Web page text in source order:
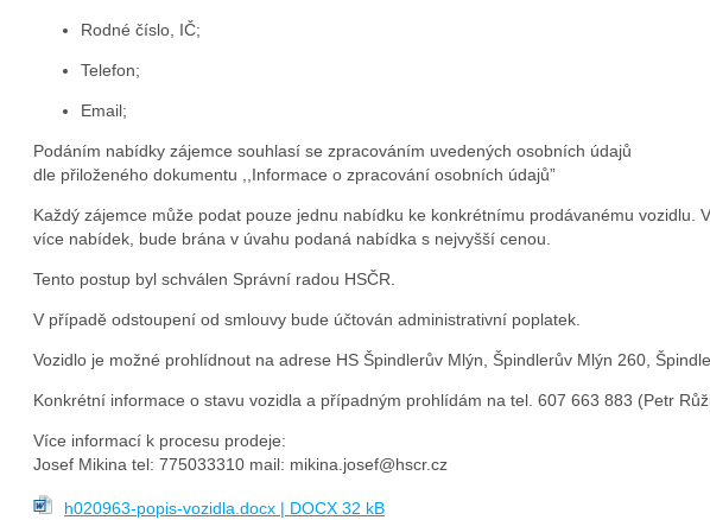
Rodné číslo, IČ;
Telefon;
Email;
Podáním nabídky zájemce souhlasí se zpracováním uvedených osobních údajů
dle přiloženého dokumentu ,,Informace o zpracování osobních údajů”
Každý zájemce může podat pouze jednu nabídku ke konkrétnímu prodávanému vozidlu .
více nabídek bude brána v úvahu podaná nabídka s nejvyšší cenou
Tento postup byl schválen Správní radou HSČR
V případě odstoupení od smlouvy bude účtován administrativní poplatek.
Vozidlo je možné prohlídnout na adrese HS Špindlerův Mlýn, Špindlerův Mlýn 260,
Konkrétní informace o stavu vozidla a případným prohlídám na tel. 607 663 883 (Petr
Více informací k procesu prodeje:
Josef Mikina tel: 775033310 mail: mikina.josef@hscr.cz
h020963-popis-vozidla.docx | DOCX 32 kB